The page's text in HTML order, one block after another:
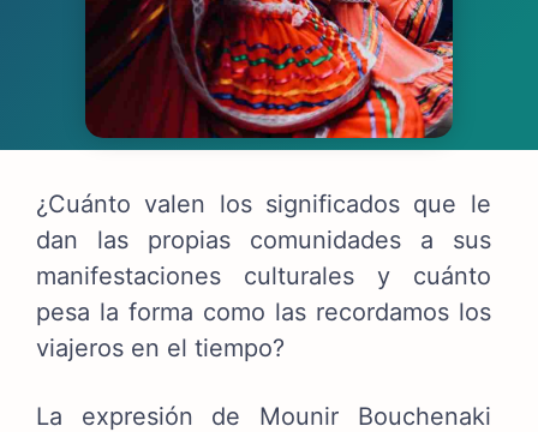
¿Cuánto valen los significados que le
dan las propias comunidades a sus
manifestaciones culturales y cuánto
pesa la forma como las recordamos los
viajeros en el tiempo?
La expresión de Mounir Bouchenaki